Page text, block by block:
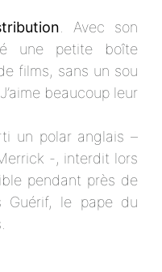
. Avec son
une petite boîte
films, sans un sou
beaucoup leur
un polar anglais –
-, interdit lors
pendant près de
Guérif, le pape du